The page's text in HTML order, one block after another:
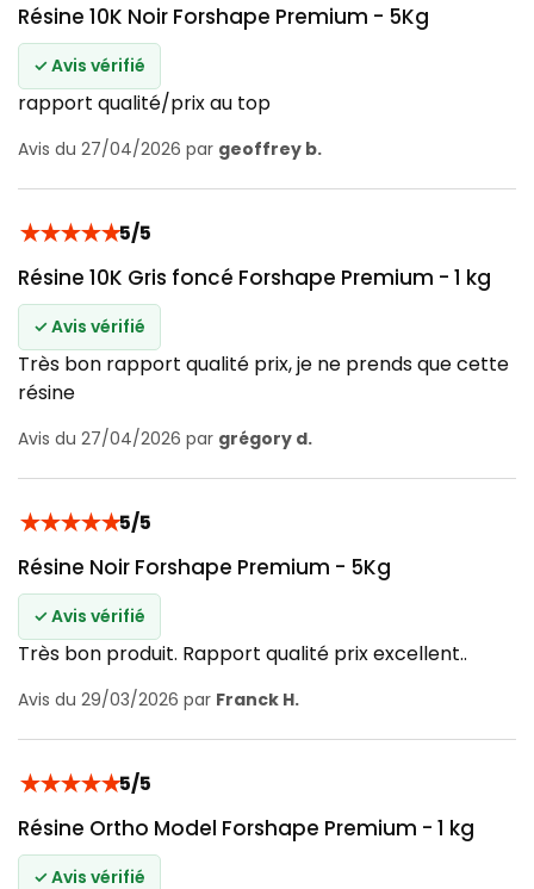
Résine 10K Noir Forshape Premium - 5Kg
✓ Avis vérifié
rapport qualité/prix au top
Avis du 27/04/2026 par geoffrey b.
★★★★★5/5
Résine 10K Gris foncé Forshape Premium - 1 kg
✓ Avis vérifié
Très bon rapport qualité prix, je ne prends que cette
résine
Avis du 27/04/2026 par grégory d.
★★★★★5/5
Résine Noir Forshape Premium - 5Kg
✓ Avis vérifié
Très bon produit. Rapport qualité prix excellent..
Avis du 29/03/2026 par Franck H.
★★★★★5/5
Résine Ortho Model Forshape Premium - 1 kg
✓ Avis vérifié